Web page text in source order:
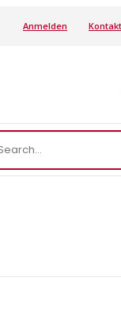
Anmelden